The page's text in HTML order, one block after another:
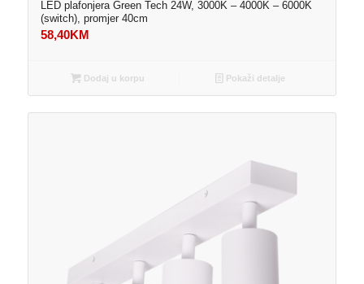
LED plafonjera Green Tech 24W, 3000K – 4000K – 6000K
(switch), promjer 40cm
58,40KM
Dodaj u korpu Pokaži detalje